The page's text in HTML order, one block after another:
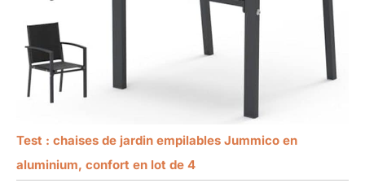
Test : chaises de jardin empilables Jummico en
aluminium, confort en lot de 4